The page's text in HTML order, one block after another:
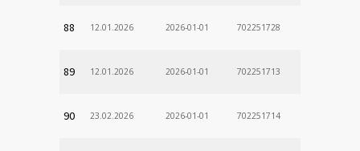
88 12.01.2026 2026-01-01 702251728
89 12.01.2026 2026-01-01 702251713
90 23.02.2026 2026-01-01 702251714